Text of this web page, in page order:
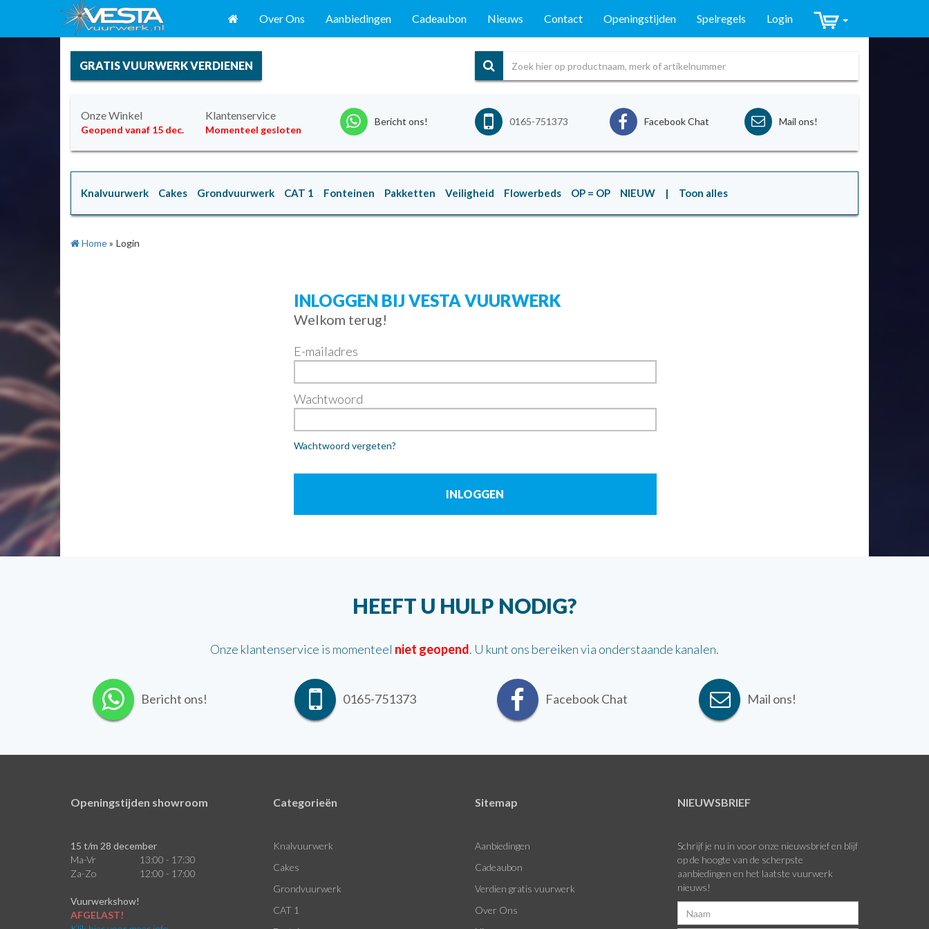
Over Ons Aanbiedingen Cadeaubon Nieuws Contact Openingstijden Spelregels Login
GRATIS VUURWERK VERDIENEN
Onze Winkel
Geopend vanaf 15 dec.
Klantenservice
Momenteel gesloten
Bericht ons! 0165-751373 Facebook Chat Mail ons!
Knalvuurwerk Cakes Grondvuurwerk CAT 1 Fonteinen Pakketten Veiligheid Flowerbeds OP = OP NIEUW | Toon alles
Home» Login
INLOGGEN BIJ VESTA VUURWERK
Welkom terug!
E-mailadres
Wachtwoord
Wachtwoord vergeten?
HEEFT U HULP NODIG?
Onze klantenservice is momenteel niet geopend. U kunt ons bereiken via onderstaande kanalen.
Bericht ons! 0165-751373 Facebook Chat Mail ons!
Openingstijden showroom
15 t/m 28 december
Ma-Vr
13:00 - 17:30
Za-Zo
12:00 - 17:00
Vuurwerkshow!
AFGELAST!
Categorieën
Knalvuurwerk
Cakes
Grondvuurwerk
CAT 1
Sitemap
Aanbiedingen
Cadeaubon
Verdien gratis vuurwerk
Over Ons
NIEUWSBRIEF
Schrijf je nu in voor onze nieuwsbrief en blijf
op de hoogte van de scherpste
aanbiedingen en het laatste vuurwerk
nieuws!